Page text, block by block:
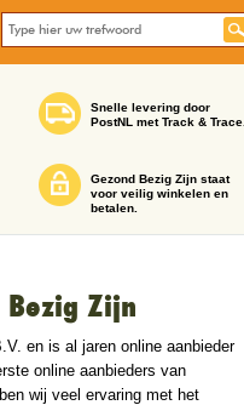
Snelle levering door
PostNL met Track & Trace.
Gezond Bezig Zijn staat
voor veilig winkelen en
betalen.
Zijn
en is al jaren online aanbieder
online aanbieders van
wij veel ervaring met het